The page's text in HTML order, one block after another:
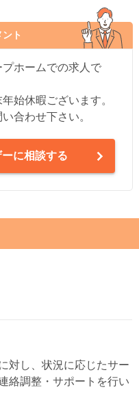
ト
ホームでの求人で
始休暇ございます。
合わせ下さい。
に相談する
対し、状況に応じたサー
絡調整・サポートを行い